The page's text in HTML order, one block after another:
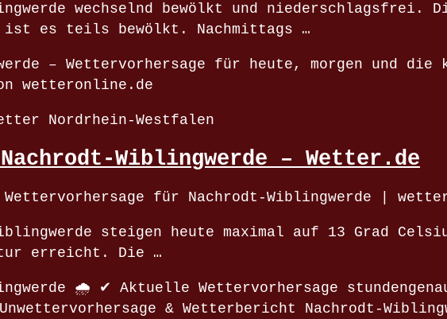
wechselnd bewölkt und niederschlagsfrei.
ist es teils bewölkt. Nachmittags …
– Wettervorhersage für heute, morgen und die
wetteronline.de
Nordrhein-Westfalen
Wiblingwerde – Wetter.de
für Nachrodt-Wiblingwerde |
steigen heute maximal auf 13 Grad
erreicht. Die …
🌧️ ✔ Aktuelle Wettervorhersage
& Wetterbericht Nachrodt-